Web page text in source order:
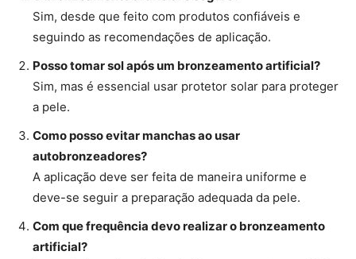
Sim, desde que feito com produtos confiáveis e
seguindo as recomendações de aplicação.
Posso tomar sol após um bronzeamento artificial?
Sim, mas é essencial usar protetor solar para proteger
a pele.
Como posso evitar manchas ao usar
autobronzeadores?
A aplicação deve ser feita de maneira uniforme e
deve-se seguir a preparação adequada da pele.
Com que frequência devo realizar o bronzeamento
artificial?